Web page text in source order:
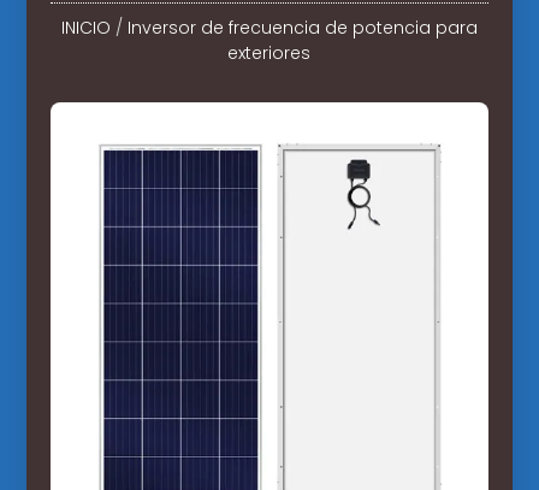
INICIO / Inversor de frecuencia de potencia para
exteriores